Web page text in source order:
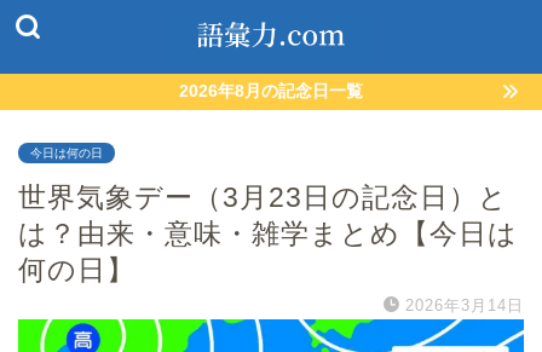
2026年8月の記念日一覧
今日は何の日
世界気象デー（3月23日の記念日）と
は？由来・意味・雑学まとめ【今日は
何の日】
2026年3月14日